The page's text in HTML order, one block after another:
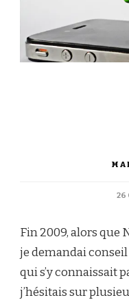
26
Fin 2009, alors que
je demandai conseil
qui s’y connaissait
j’hésitais sur